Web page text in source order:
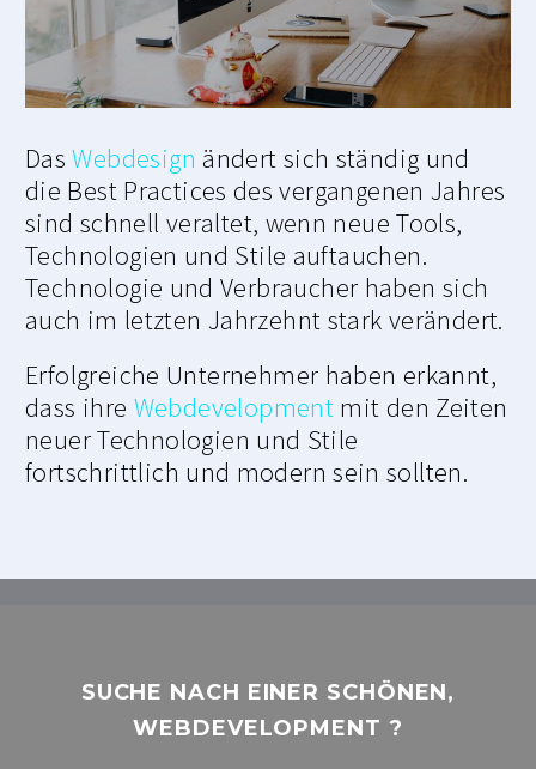
DasWebdesign ändert sich ständig und
die Best Practices des vergangenen Jahres
sind schnell veraltet, wenn neue Tools,
Technologien und Stile auftauchen.
Technologie und Verbraucher haben sich
auch im letzten Jahrzehnt stark verändert.
Erfolgreiche Unternehmer haben erkannt,
dass ihre Webdevelopment mit den Zeiten
neuer Technologien und Stile
fortschrittlich und modern sein sollten.
SUCHE NACH EINER SCHÖNEN,
WEBDEVELOPMENT ?